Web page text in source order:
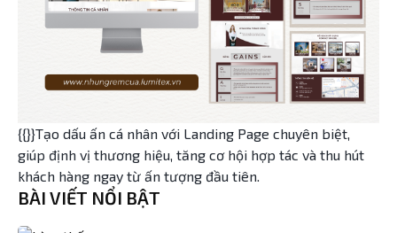
{{}}Tạo dấu ấn cá nhân với Landing Page chuyên biệt,
giúp định vị thương hiệu, tăng cơ hội hợp tác và thu hút
khách hàng ngay từ ấn tượng đầu tiên.
BÀI VIẾT NỔI BẬT